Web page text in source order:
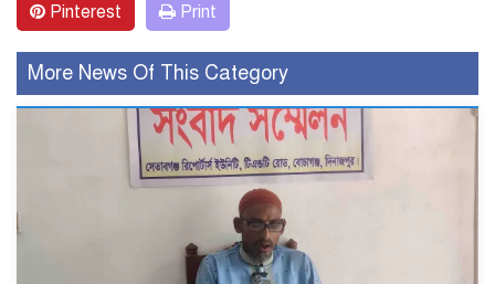
Pinterest Print
More News Of This Category